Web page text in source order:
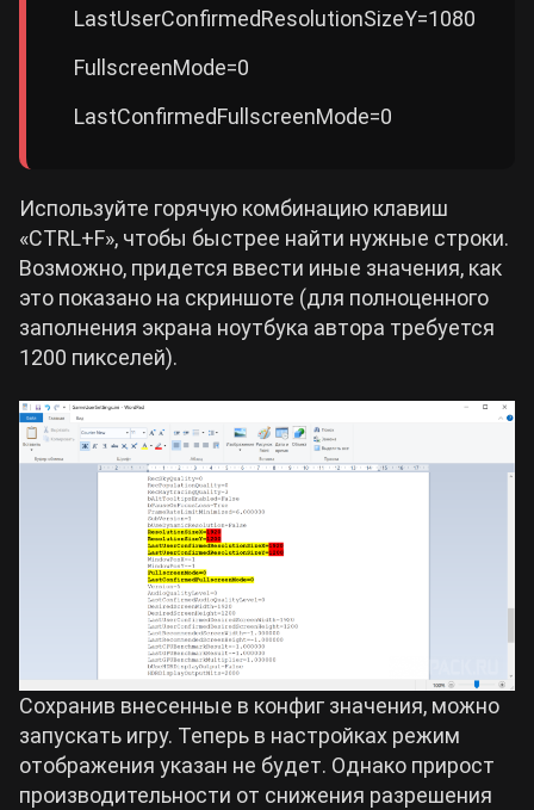
LastUserConfirmedResolutionSizeY=1080
FullscreenMode=0
LastConfirmedFullscreenMode=0
Используйте горячую комбинацию клавиш
«CTRL+F», чтобы быстрее найти нужные строки.
Возможно, придется ввести иные значения, как
это показано на скриншоте (для полноценного
заполнения экрана ноутбука автора требуется
1200 пикселей).
Сохранив внесенные в конфиг значения, можно
запускать игру. Теперь в настройках режим
отображения указан не будет. Однако прирост
производительности от снижения разрешения